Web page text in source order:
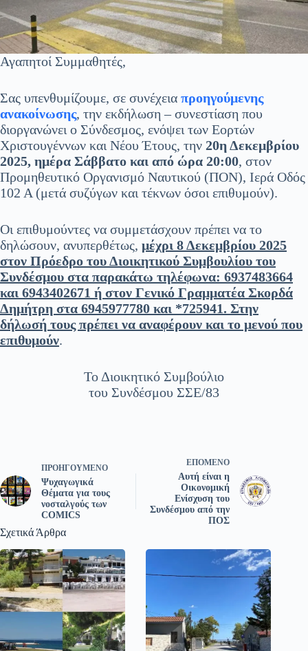
Αγαπητοί Συμμαθητές,
Σας υπενθυμίζουμε, σε συνέχεια προηγούμενης
ανακοίνωσης, την εκδήλωση – συνεστίαση που
διοργανώνει ο Σύνδεσμος, ενόψει των Εορτών
Χριστουγέννων και Νέου Έτους, την 20η Δεκεμβρίου
2025, ημέρα Σάββατο και από ώρα 20:00, στον
Προμηθευτικό Οργανισμό Ναυτικού (ΠΟΝ), Ιερά Οδός
102 Α (μετά συζύγων και τέκνων όσοι επιθυμούν).
Οι επιθυμούντες να συμμετάσχουν πρέπει να το
δηλώσουν, ανυπερθέτως, μέχρι 8 Δεκεμβρίου 2025
στον Πρόεδρο του Διοικητικού Συμβουλίου του
Συνδέσμου στα παρακάτω τηλέφωνα: 6937483664
και 6943402671 ή στον Γενικό Γραμματέα Σκορδά
Δημήτρη στα 6945977780 και *725941. Στην
δήλωσή τους πρέπει να αναφέρουν και το μενού που
επιθυμούν.
Το Διοικητικό Συμβούλιο
του Συνδέσμου ΣΣΕ/83
ΠΡΟΗΓΟΎΜΕΝΟ
Ψυχαγωγικά
Θέματα για τους
νοσταλγούς των
COMICS
ΕΠΌΜΕΝΟ
Αυτή είναι η
Οικονομική
Ενίσχυση του
Συνδέσμου από την
ΠΟΣ
Σχετικά Άρθρα